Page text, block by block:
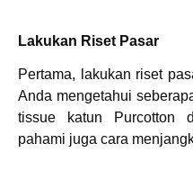
Lakukan Riset Pasar
Pertama, lakukan riset
Anda mengetahui
tissue katun Purcotton
pahami juga cara